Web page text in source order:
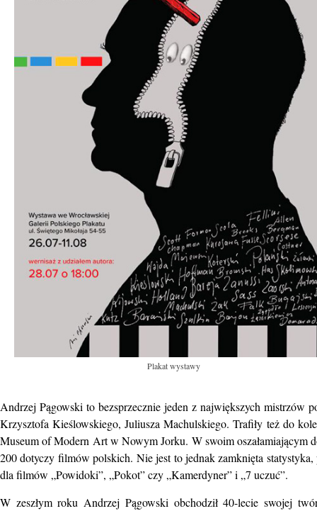
Plakat wystawy
Andrzej Pągowski to bezsprzecznie jeden z największych mistrzów
Krzysztofa Kieślowskiego, Juliusza Machulskiego. Trafiły też do
Museum of Modern Art w Nowym Jorku. W swoim
200 dotyczy filmów polskich. Nie jest to jednak zamknięta
dla filmów „Powidoki”, „Pokot” czy „Kamerdyner” i „7 uczuć”.
W zeszłym roku Andrzej Pągowski obchodził 40-lecie swojej